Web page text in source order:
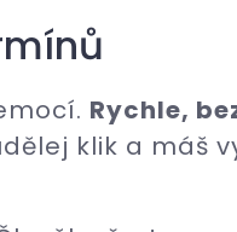
Rychle,
klik a máš